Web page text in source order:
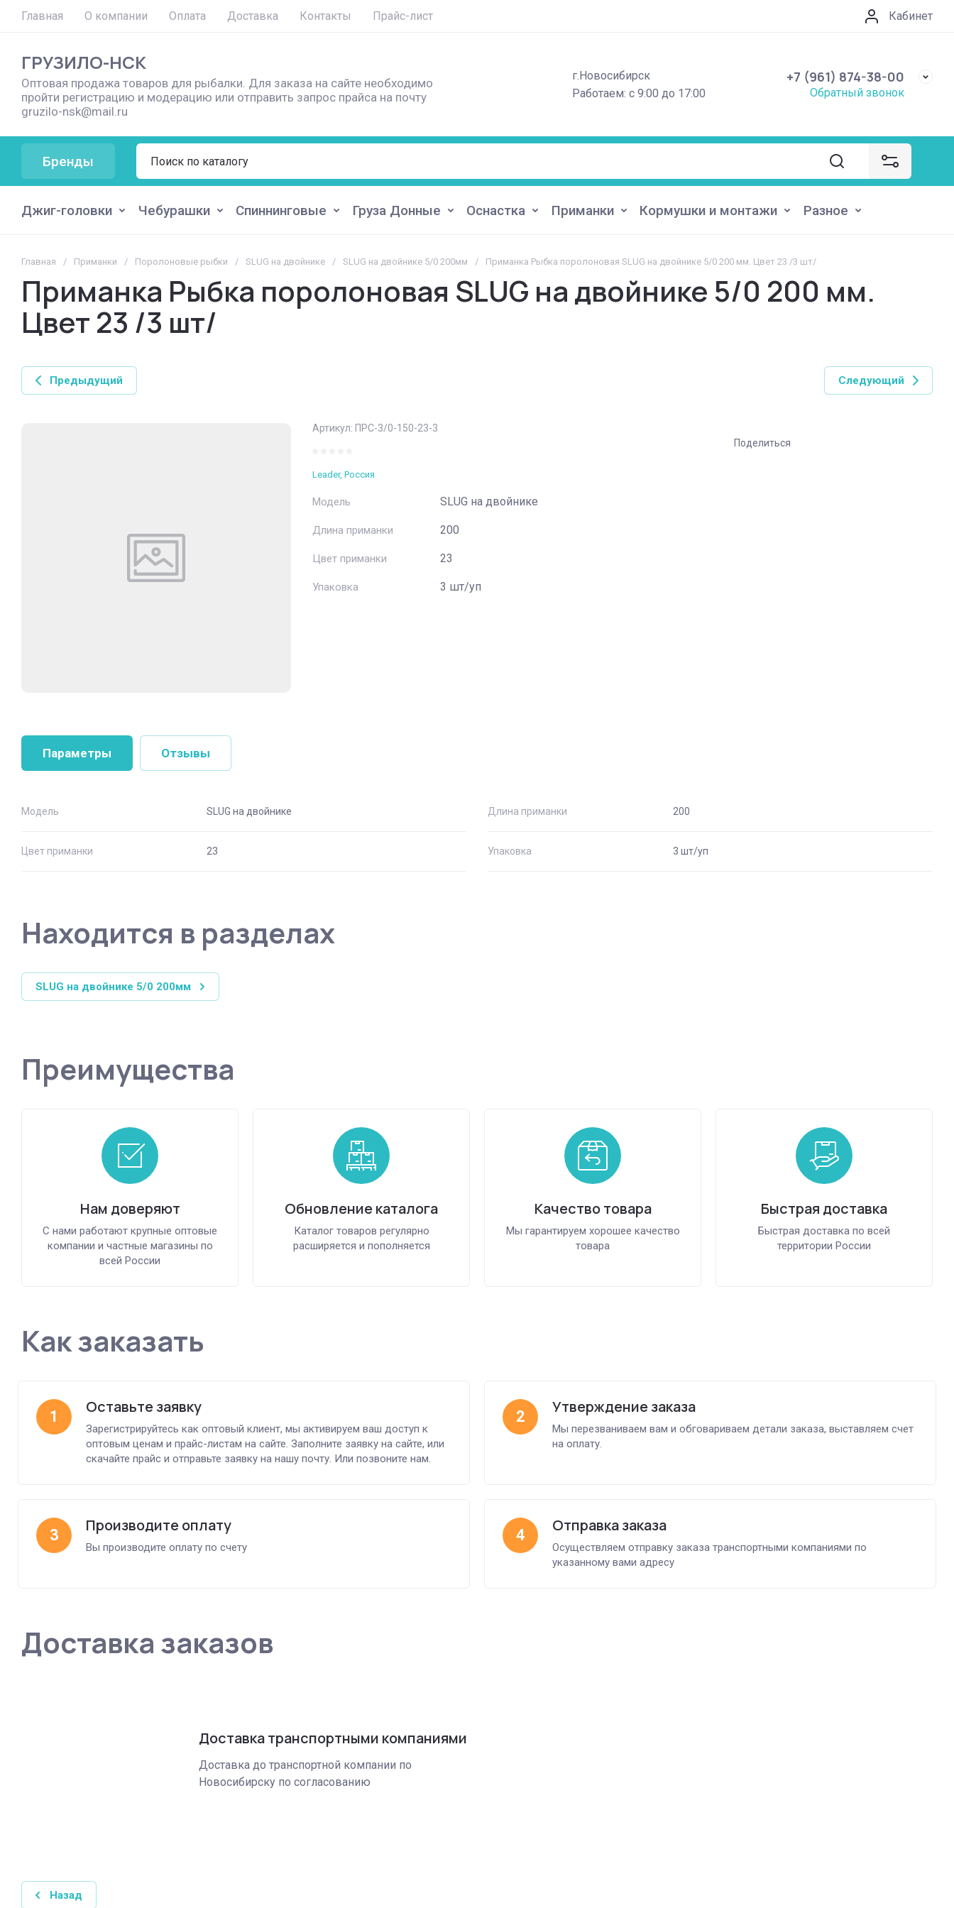
Главная О компании Оплата Доставка Контакты Прайс-лист Кабинет
ГРУЗИЛО-НСК
Оптовая продажа товаров для рыбалки. Для заказа на сайте необходимо
пройти регистрацию и модерацию или отправить запрос прайса на почту
gruzilo-nsk@mail.ru
г.Новосибирск
Работаем: с 9:00 до 17:00
+7 (961) 874-38-00
Обратный звонок
Бренды
Джиг-головки Чебурашки Спиннинговые Груза Донные Оснастка Приманки Кормушки и монтажи Разное
Главная / Приманки / Поролоновые рыбки / SLUG на двойнике / SLUG на двойнике 5/0 200мм / Приманка Рыбка поролоновая SLUG на двойнике 5/0 200 мм. Цвет 23 /3 шт/
Приманка Рыбка поролоновая SLUG на двойнике 5/0 200 мм.
Цвет 23 /3 шт/
Предыдущий Следующий
Артикул: ПРС-3/0-150-23-3
Leader, Россия
Модель SLUG на двойнике
Длина приманки 200
Цвет приманки 23
Упаковка 3 шт/уп
Поделиться
Параметры Отзывы
Модель SLUG на двойнике Длина приманки 200
Цвет приманки 23 Упаковка 3 шт/уп
Находится в разделах
SLUG на двойнике 5/0 200мм
Преимущества
Нам доверяют
С нами работают крупные оптовые
компании и частные магазины по
всей России
Обновление каталога
Каталог товаров регулярно
расширяется и пополняется
Качество товара
Мы гарантируем хорошее качество
товара
Быстрая доставка
Быстрая доставка по всей
территории России
Как заказать
1
Оставьте заявку
Зарегистрируйтесь как оптовый клиент, мы активируем ваш доступ к
оптовым ценам и прайс-листам на сайте. Заполните заявку на сайте, или
скачайте прайс и отправьте заявку на нашу почту. Или позвоните нам.
2
Утверждение заказа
Мы перезваниваем вам и обговариваем детали заказа, выставляем счет
на оплату.
3
Производите оплату
Вы производите оплату по счету
4
Отправка заказа
Осуществляем отправку заказа транспортными компаниями по
указанному вами адресу
Доставка заказов
Доставка транспортными компаниями
Доставка до транспортной компании по
Новосибирску по согласованию
Назад